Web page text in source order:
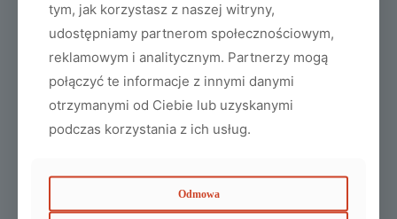
Jak pracujemy w AP
tym, jak korzystasz z naszej witryny,
udostępniamy partnerom społecznościowym,
reklamowym i analitycznym. Partnerzy mogą
połączyć te informacje z innymi danymi
otrzymanymi od Ciebie lub uzyskanymi
podczas korzystania z ich usług.
Odmowa